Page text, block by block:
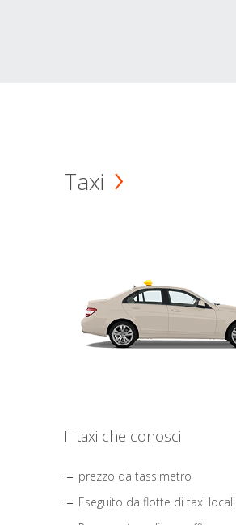
Taxi
Il taxi che conosci
prezzo da tassimetro
Eseguito da flotte di taxi locali